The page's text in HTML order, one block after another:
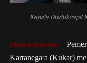
Kepala Disdukcapil
Suarastra.com –
Kartanegara (Kukar)